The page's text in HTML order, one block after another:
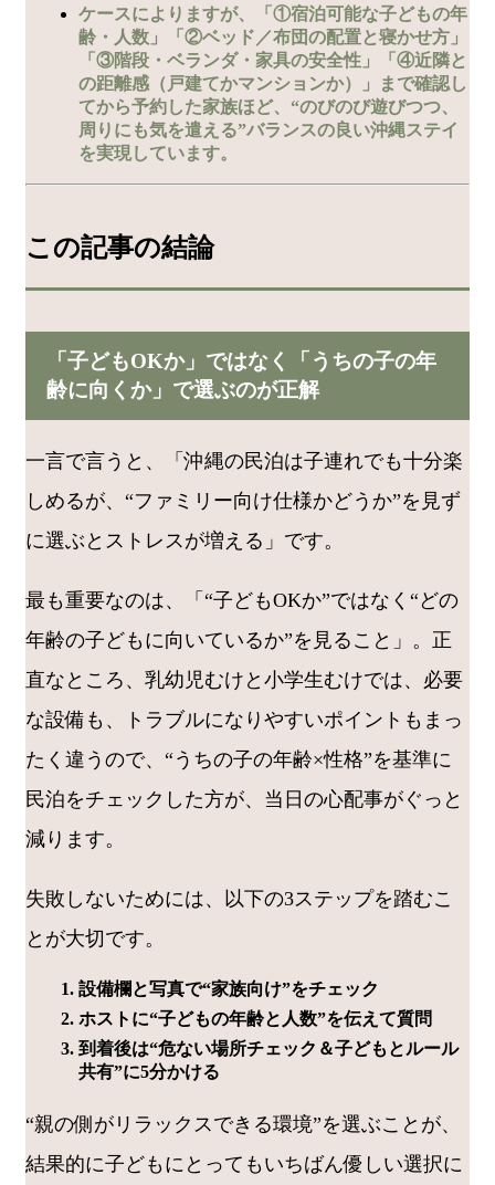
ケースによりますが、「①宿泊可能な子どもの年
齢・人数」「②ベッド／布団の配置と寝かせ方」
「③階段・ベランダ・家具の安全性」「④近隣と
の距離感（戸建てかマンションか）」まで確認し
てから予約した家族ほど、“のびのび遊びつつ、
周りにも気を遣える”バランスの良い沖縄ステイ
を実現しています。
この記事の結論
「子どもOKか」ではなく「うちの子の年
齢に向くか」で選ぶのが正解
一言で言うと、「沖縄の民泊は子連れでも十分楽
しめるが、“ファミリー向け仕様かどうか”を見ず
に選ぶとストレスが増える」です。
最も重要なのは、「“子どもOKか”ではなく“どの
年齢の子どもに向いているか”を見ること」。正
直なところ、乳幼児むけと小学生むけでは、必要
な設備も、トラブルになりやすいポイントもまっ
たく違うので、“うちの子の年齢×性格”を基準に
民泊をチェックした方が、当日の心配事がぐっと
減ります。
失敗しないためには、以下の3ステップを踏むこ
とが大切です。
設備欄と写真で“家族向け”をチェック
ホストに“子どもの年齢と人数”を伝えて質問
到着後は“危ない場所チェック＆子どもとルール
共有”に5分かける
“親の側がリラックスできる環境”を選ぶことが、
結果的に子どもにとってもいちばん優しい選択に